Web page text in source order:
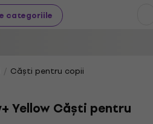
categoriile
Căști pentru copii
Yellow Căști pentru